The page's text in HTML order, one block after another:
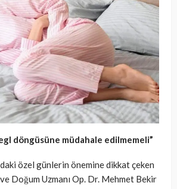
döngüsüne müdahale edilmemeli”
özel günlerin önemine dikkat çeken
Doğum Uzmanı Op. Dr. Mehmet Bekir